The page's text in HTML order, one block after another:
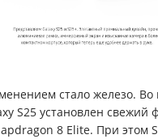
стало железо. Во
S25 установлен свежий
8 Elite. При этом